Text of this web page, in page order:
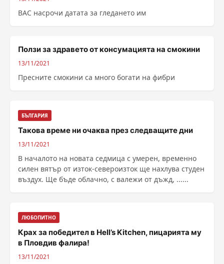
ВАС насрочи датата за гледането им
Ползи за здравето от консумацията на смокини
13/11/2021
Пресните смокини са много богати на фибри
БЪЛГАРИЯ
Такова време ни очаква през следващите дни
13/11/2021
В началото на новата седмица с умерен, временно
силен вятър от изток-североизток ще нахлува студен
въздух. Ще бъде облачно, с валежи от дъжд, ......
ЛЮБОПИТНО
Крах за победител в Hell’s Kitchen, пицарията му
в Пловдив фалира!
13/11/2021